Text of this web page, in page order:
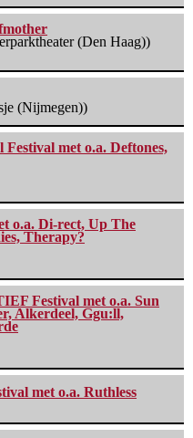
(Den Haag))
(Nijmegen))
met o.a. Deftones,
o.a. Di-rect, Up The
Therapy?
Festival met o.a. Sun
Alkerdeel, Ggu:ll,
met o.a. Ruthless